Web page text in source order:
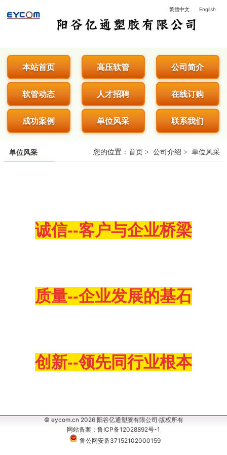
阳谷亿通塑胶有限公司 - 专业生产
繁體中文 English
本站首页 高压软管 公司简介
软管动态 人才招聘 在线订购
成功案例 单位风采 联系我们
单位风采 您的位置： 首页 > 公司介绍 > 单位风采
诚信--客户与企业桥梁
质量--企业发展的基石
创新--领先同行业根本
© eycom.cn 2026 阳谷亿通塑胶有限公司·版权所有
网站备案：鲁ICP备12028892号-1
鲁公网安备37152102000159